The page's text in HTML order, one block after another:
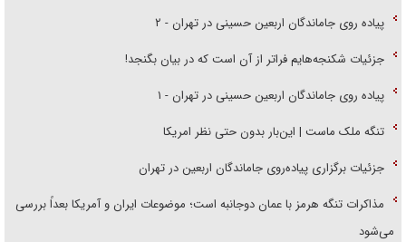
پیاده روی جاماندگان اربعین حسینی در تهران - ۲
جزئیات شکنجه‌هایم فراتر از آن است که در بیان بگنجد!
پیاده روی جاماندگان اربعین حسینی در تهران - ۱
تنگه ملک ماست | این‌بار بدون حتی نظر امریکا
جزئیات برگزاری پیاده‌روی جاماندگان اربعین در تهران
مذاکرات تنگه هرمز با عمان دوجانبه است؛ موضوعات ایران و آمریکا بعداً بررسی
می‌شود